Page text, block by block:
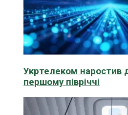
Укртелеком наростив
першому півріччі